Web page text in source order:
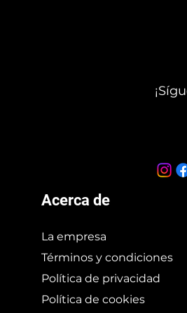
Acerca de
La empresa
Términos y condiciones
Política de privacidad
Política de cookies